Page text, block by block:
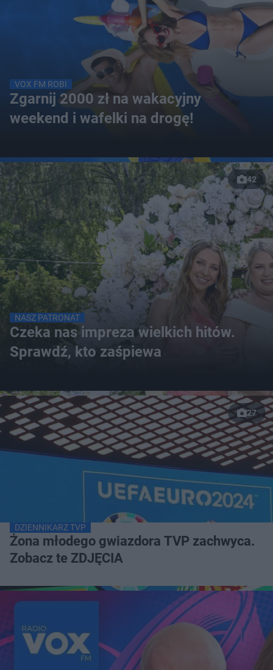
VOX FM ROBI
Zgarnij 2000 zł na wakacyjny
weekend i wafelki na drogę!
42
NASZ PATRONAT
Czeka nas impreza wielkich hitów.
Sprawdź, kto zaśpiewa
27
DZIENNIKARZ TVP
Żona młodego gwiazdora TVP zachwyca.
Zobacz te ZDJĘCIA